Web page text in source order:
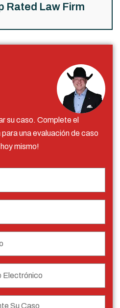
Rated Law Firm
su caso. Complete el
una evaluación de caso
mismo!